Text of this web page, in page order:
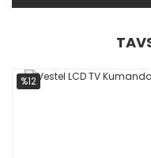
%12